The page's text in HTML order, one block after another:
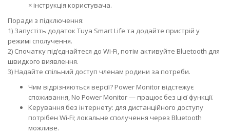
× інструкція користувача.
Поради з підключення:
1) Запустіть додаток Tuya Smart Life та додайте пристрій у
режимі сполучення.
2) Спочатку під’єднайтеся до Wi‑Fi, потім активуйте Bluetooth для
швидкого виявлення.
3) Надайте спільний доступ членам родини за потреби.
Чим відрізняються версії? Power Monitor відстежує
споживання, No Power Monitor — працює без цієї функції.
Керування без інтернету: для дистанційного доступу
потрібен Wi‑Fi; локальне сполучення через Bluetooth
можливе.